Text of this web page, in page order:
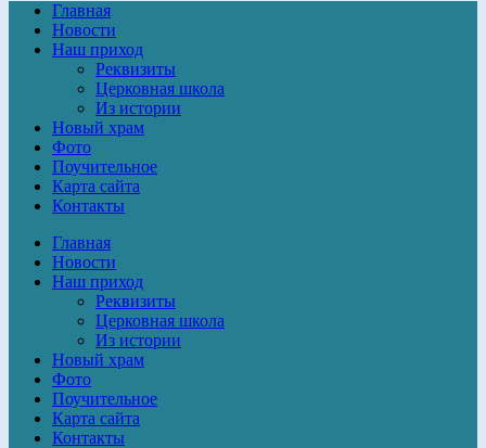
Главная
Новости
Наш приход
Реквизиты
Церковная школа
Из истории
Новый храм
Фото
Поучительное
Карта сайта
Контакты
Главная
Новости
Наш приход
Реквизиты
Церковная школа
Из истории
Новый храм
Фото
Поучительное
Карта сайта
Контакты